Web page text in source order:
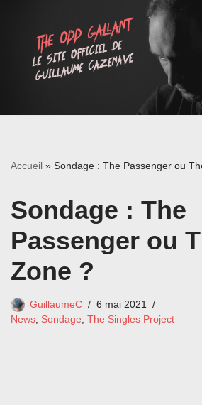
contenu
Accueil » Sondage : The Passenger ou
Sondage : The
Passenger ou
Zone ?
GuillaumeC
6 mai 2021
News, Sondage, The Singles Project